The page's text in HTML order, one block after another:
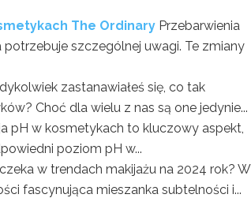
The Ordinary Przebarwienia
szczególnej uwagi. Te zmiany
zastanawiałeś się, co tak
Choć dla wielu z nas są one jedynie...
pH w kosmetykach to kluczowy aspekt,
poziom pH w...
w trendach makijażu na 2024 rok? W
fascynująca mieszanka subtelności i...